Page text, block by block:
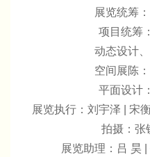
展览统筹
项目统筹
动态设计
空间展陈
平面设计
展览执行：刘宇泽 | 宋
拍摄：张
展览助理：吕 昊